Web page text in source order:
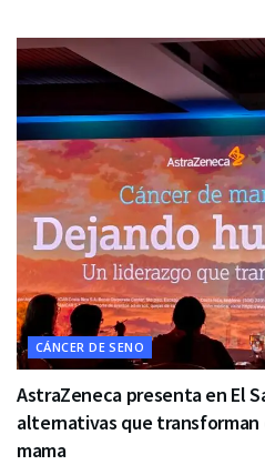
CÁNCER DE SENO
AstraZeneca presenta en El
alternativas que transforman
mama